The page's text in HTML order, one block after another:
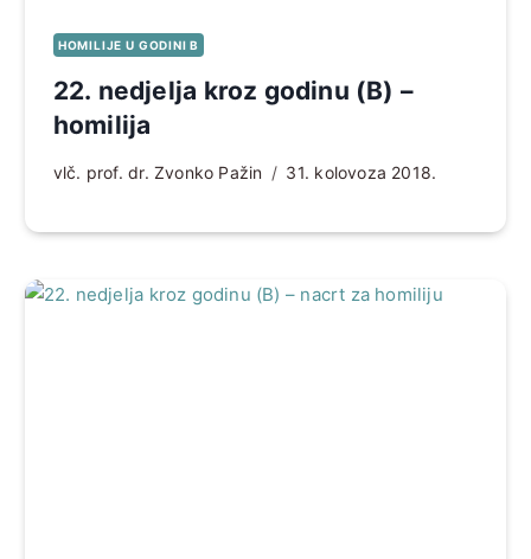
HOMILIJE U GODINI B
22. nedjelja kroz godinu (B) –
homilija
vlč. prof. dr. Zvonko Pažin 31. kolovoza 2018.